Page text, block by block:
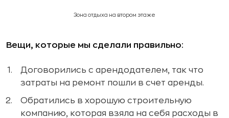
Зона отдыха на втором этаже
Вещи, которые мы сделали правильно:
Договорились с арендодателем, так что
затраты на ремонт пошли в счет аренды.
Обратились в хорошую строительную
компанию, которая взяла на себя расходы в